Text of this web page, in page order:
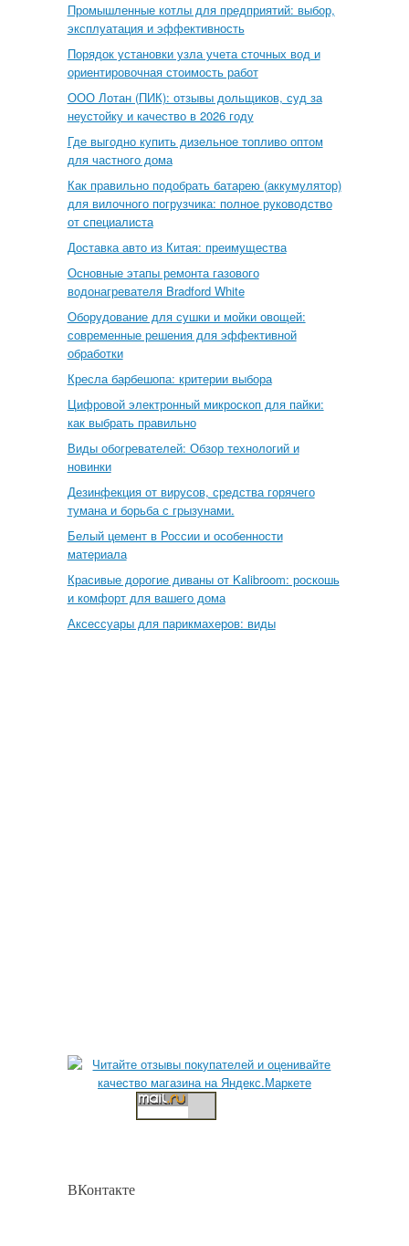
Промышленные котлы для предприятий: выбор,
эксплуатация и эффективность
Порядок установки узла учета сточных вод и
ориентировочная стоимость работ
ООО Лотан (ПИК): отзывы дольщиков, суд за
неустойку и качество в 2026 году
Где выгодно купить дизельное топливо оптом
для частного дома
Как правильно подобрать батарею (аккумулятор)
для вилочного погрузчика: полное руководство
от специалиста
Доставка авто из Китая: преимущества
Основные этапы ремонта газового
водонагревателя Bradford White
Оборудование для сушки и мойки овощей:
современные решения для эффективной
обработки
Кресла барбешопа: критерии выбора
Цифровой электронный микроскоп для пайки:
как выбрать правильно
Виды обогревателей: Обзор технологий и
новинки
Дезинфекция от вирусов, средства горячего
тумана и борьба с грызунами.
Белый цемент в России и особенности
материала
Красивые дорогие диваны от Kalibroom: роскошь
и комфорт для вашего дома
Аксессуары для парикмахеров: виды
ВКонтакте